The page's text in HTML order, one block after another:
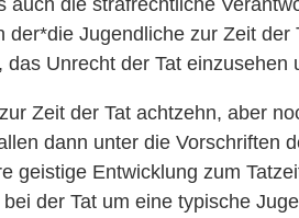
der*die Jugendliche zur Zeit
Unrecht der Tat
Zeit der Tat achtzehn, aber
dann unter die Vorschriften
geistige Entwicklung zum
der Tat um eine typische